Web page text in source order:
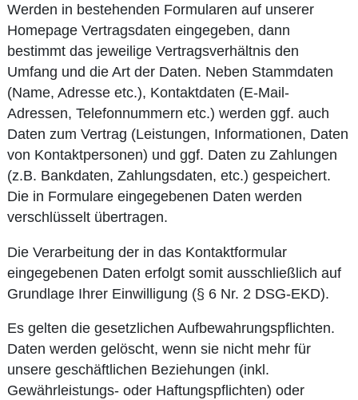
Werden in bestehenden Formularen auf unserer
Homepage Vertragsdaten eingegeben, dann
bestimmt das jeweilige Vertragsverhältnis den
Umfang und die Art der Daten. Neben Stammdaten
(Name, Adresse etc.), Kontaktdaten (E-Mail-
Adressen, Telefonnummern etc.) werden ggf. auch
Daten zum Vertrag (Leistungen, Informationen, Daten
von Kontaktpersonen) und ggf. Daten zu Zahlungen
(z.B. Bankdaten, Zahlungsdaten, etc.) gespeichert.
Die in Formulare eingegebenen Daten werden
verschlüsselt übertragen.
Die Verarbeitung der in das Kontaktformular
eingegebenen Daten erfolgt somit ausschließlich auf
Grundlage Ihrer Einwilligung (§ 6 Nr. 2 DSG-EKD).
Es gelten die gesetzlichen Aufbewahrungspflichten.
Daten werden gelöscht, wenn sie nicht mehr für
unsere geschäftlichen Beziehungen (inkl.
Gewährleistungs- oder Haftungspflichten) oder